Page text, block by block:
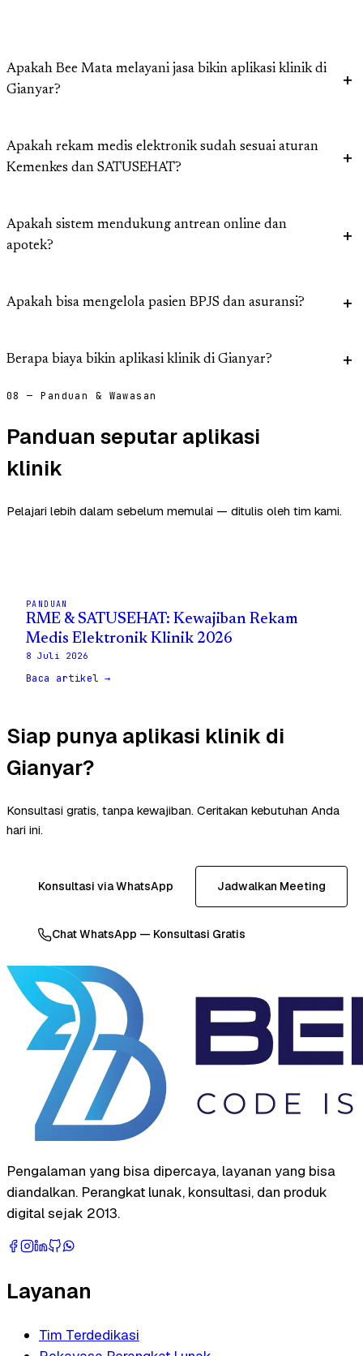
Apakah Bee Mata melayani jasa bikin aplikasi klinik di
Gianyar?
Apakah rekam medis elektronik sudah sesuai aturan
Kemenkes dan SATUSEHAT?
Apakah sistem mendukung antrean online dan
apotek?
Apakah bisa mengelola pasien BPJS dan asuransi?
Berapa biaya bikin aplikasi klinik di Gianyar?
08 — Panduan & Wawasan
Panduan seputar aplikasi
klinik
Pelajari lebih dalam sebelum memulai — ditulis oleh tim kami.
PANDUAN
RME & SATUSEHAT: Kewajiban Rekam
Medis Elektronik Klinik 2026
8 Juli 2026
Baca artikel →
Siap punya aplikasi klinik di
Gianyar?
Konsultasi gratis, tanpa kewajiban. Ceritakan kebutuhan Anda
hari ini.
Konsultasi via WhatsApp Jadwalkan Meeting
Chat WhatsApp — Konsultasi Gratis
Pengalaman yang bisa dipercaya, layanan yang bisa
diandalkan. Perangkat lunak, konsultasi, dan produk
digital sejak 2013.
Layanan
Tim Terdedikasi